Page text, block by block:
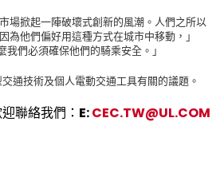
場掀起一陣破壞式創新的風潮。人們之所以
為他們偏好用這種方式在城市中移動，」
們必須確保他們的騎乘安全。」
通技術及個人電動交通工具有關的議題。
聯絡我們：E:CEC.TW@UL.COM